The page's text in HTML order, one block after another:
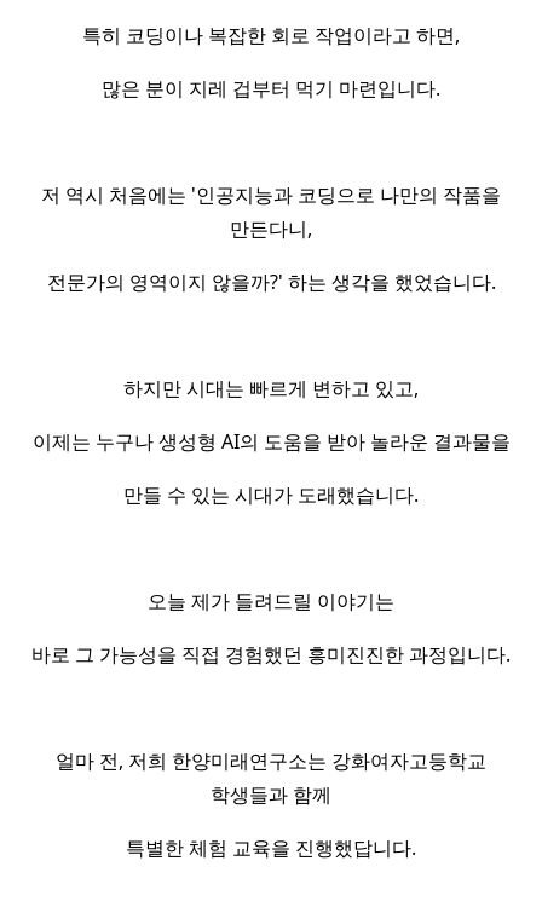
특히 코딩이나 복잡한 회로 작업이라고 하면,
많은 분이 지레 겁부터 먹기 마련입니다.
저 역시 처음에는 '인공지능과 코딩으로 나만의 작품을
만든다니,
전문가의 영역이지 않을까?' 하는 생각을 했었습니다.
하지만 시대는 빠르게 변하고 있고,
이제는 누구나 생성형 AI의 도움을 받아 놀라운 결과물을
만들 수 있는 시대가 도래했습니다.
오늘 제가 들려드릴 이야기는
바로 그 가능성을 직접 경험했던 흥미진진한 과정입니다.
얼마 전, 저희 한양미래연구소는 강화여자고등학교
학생들과 함께
특별한 체험 교육을 진행했답니다.